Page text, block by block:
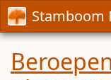
Stamboom